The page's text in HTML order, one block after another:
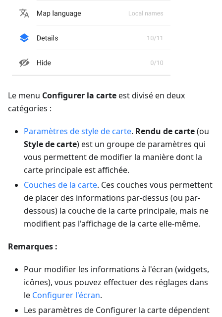
Le menu Configurer la carteest divisé en deux
catégories :
Paramètres de style de carte. Rendu de carte(ou
Style de carte) est un groupe de paramètres qui
vous permettent de modifier la manière dont la
carte principale est affichée.
Couches de la carte. Ces couches vous permettent
de placer des informations par-dessus (ou par-
dessous) la couche de la carte principale, mais ne
modifient pas l'affichage de la carte elle-même.
Remarques :
Pour modifier les informations à l'écran (widgets,
icônes), vous pouvez effectuer des réglages dans
le Configurer l'écran.
Les paramètres de Configurer la carte dépendent